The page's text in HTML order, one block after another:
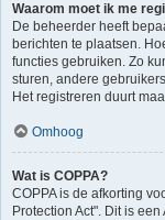
Waarom moet ik me
De beheerder heeft
berichten te plaatsen.
functies gebruiken. Zo
sturen, andere
Het registreren duurt
Omhoog
Wat is COPPA?
COPPA is de afkorting
Protection Act". Dit is